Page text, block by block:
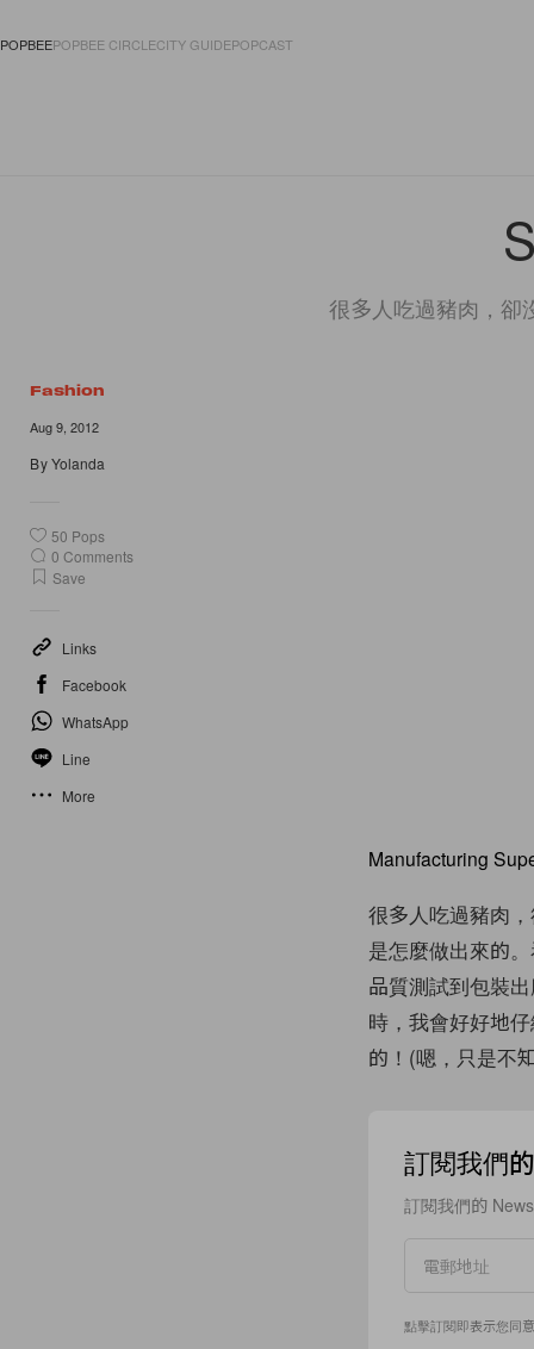
POPBEEPOPBEE CIRCLECITY GUIDEPOPCAST
很多人吃過豬肉，卻
Fashion
Aug 9, 2012
ByYolanda
50 Pops
0 Comments
Save
Links
Facebook
WhatsApp
Line
More
Manufacturing
很多人吃過豬肉
是怎麼做出來的。
品質測試到包裝
時，我會好好地
的！(嗯， 只是不
訂閱我們
訂閱我們的
點擊訂閱即表示您同